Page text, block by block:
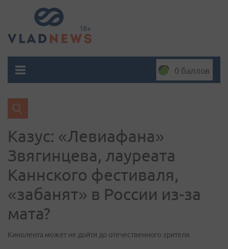
0 баллов
Казус: «Левиафана»
Звягинцева, лауреата
Каннского фестиваля,
«забанят» в России из-за
мата?
Кинолента может не дойти до отечественного зрителя